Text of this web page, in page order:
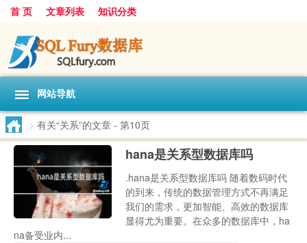
首 页 文章列表 知识分类
网站导航
> 有关“关系”的文章 - 第10页
hana是关系型数据库吗
.hana是关系型数据库吗 随着数码时代
的到来，传统的数据管理方式不再满足
我们的需求，更加智能、高效的数据库
显得尤为重要。在众多的数据库中，ha
na备受业内...